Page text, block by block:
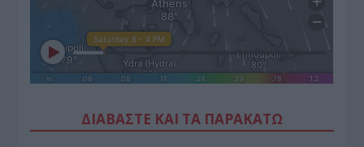
ΔΙΑΒΑΣΤΕ ΚΑΙ ΤΑ ΠΑΡΑΚΑΤΩ